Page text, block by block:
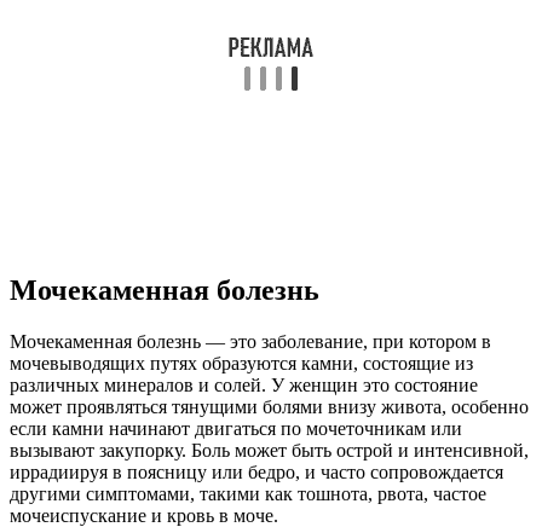
Мочекаменная болезнь
Мочекаменная болезнь — это заболевание, при котором в
мочевыводящих путях образуются камни, состоящие из
различных минералов и солей. У женщин это состояние
может проявляться тянущими болями внизу живота, особенно
если камни начинают двигаться по мочеточникам или
вызывают закупорку. Боль может быть острой и интенсивной,
иррадиируя в поясницу или бедро, и часто сопровождается
другими симптомами, такими как тошнота, рвота, частое
мочеиспускание и кровь в моче.